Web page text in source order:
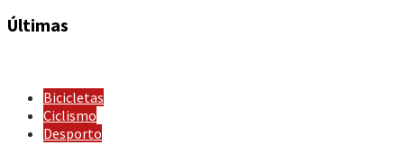
Últimas
Bicicletas
Ciclismo
Desporto